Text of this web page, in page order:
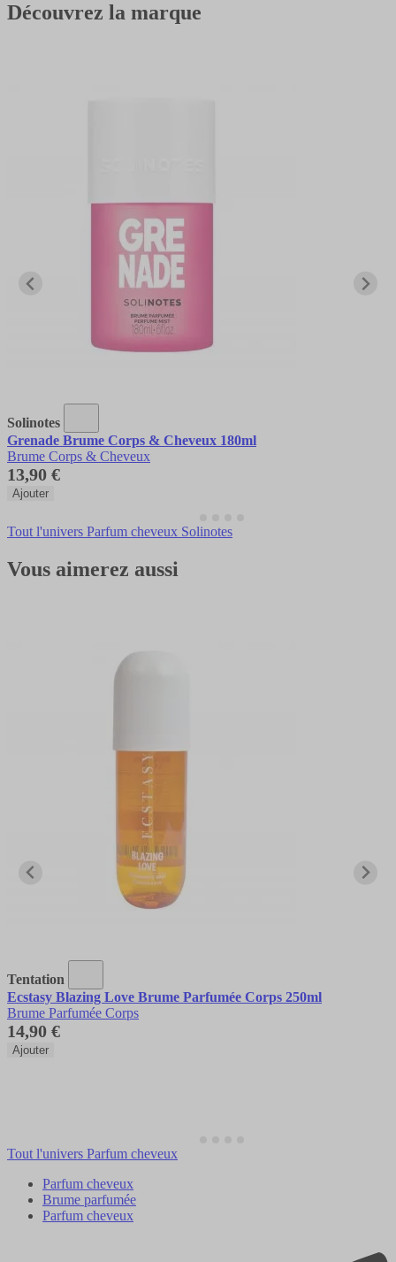
Découvrez la marque
Solinotes
Grenade Brume Corps & Cheveux 180ml
Brume Corps & Cheveux
13,90 €
Ajouter
Tout l'univers Parfum cheveux Solinotes
Vous aimerez aussi
Tentation
Ecstasy Blazing Love Brume Parfumée Corps 250ml
Brume Parfumée Corps
14,90 €
Ajouter
Tout l'univers Parfum cheveux
Parfum cheveux
Brume parfumée
Parfum cheveux